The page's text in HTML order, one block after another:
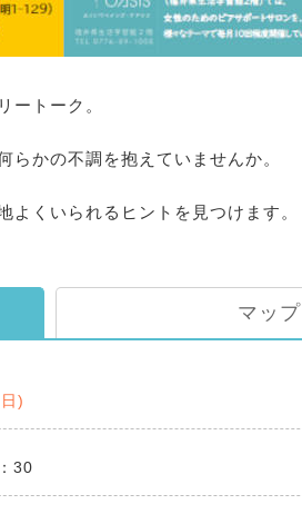
ートーク。
かの不調を抱えていませんか。
くいられるヒントを見つけます。
マップ
)
30